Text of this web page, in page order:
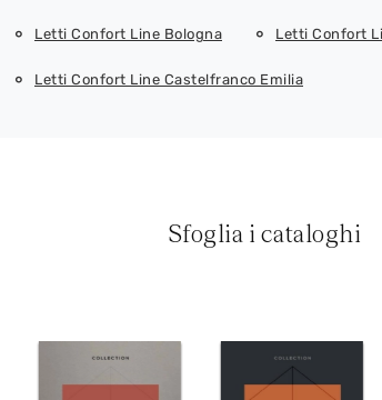
Letti Confort Line Bologna Letti Confort
Letti Confort Line Castelfranco Emilia
Sfoglia i cataloghi